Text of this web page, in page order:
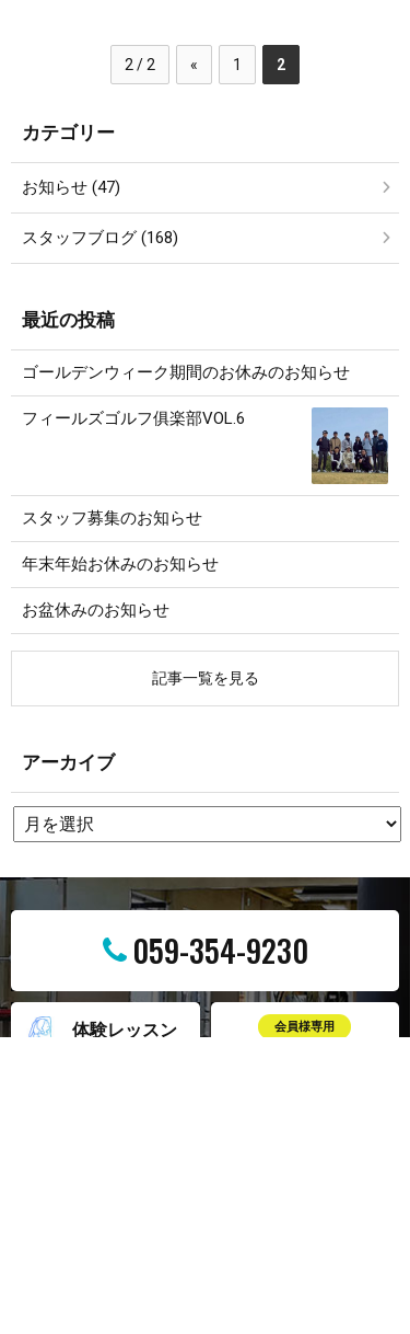
2 / 2 « 1 2
カテゴリー
お知らせ (47)
スタッフブログ (168)
最近の投稿
ゴールデンウィーク期間のお休みのお知らせ
フィールズゴルフ俱楽部VOL.6
スタッフ募集のお知らせ
年末年始お休みのお知らせ
お盆休みのお知らせ
記事一覧を見る
アーカイブ
059-354-9230
体験レッスン
会員様専用